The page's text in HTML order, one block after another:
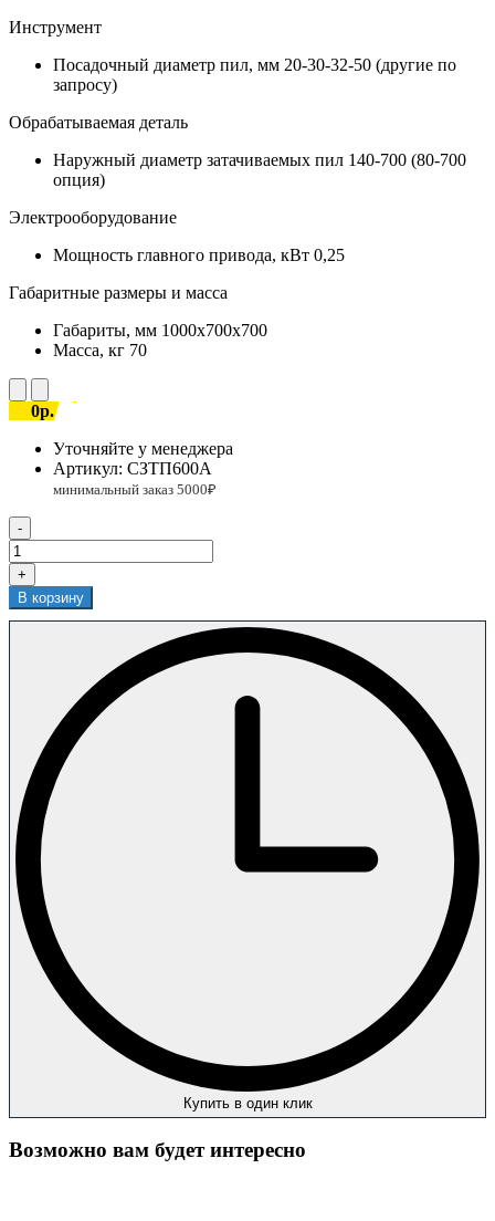
Инструмент
Посадочный диаметр пил, мм 20-30-32-50 (другие по
запросу)
Обрабатываемая деталь
Наружный диаметр затачиваемых пил 140-700 (80-700
опция)
Электрооборудование
Мощность главного привода, кВт 0,25
Габаритные размеры и масса
Габариты, мм 1000х700х700
Масса, кг 70
0р.
Уточняйте у менеджера
Артикул: СЗТП600А
-
+
В корзину
Купить в один клик
Возможно вам будет интересно